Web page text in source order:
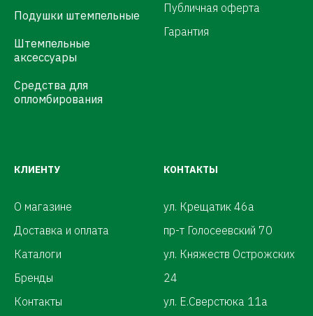
Подушки штемпельные
Штемпельные
аксессуары
Средства для
опломбирования
Публичная оферта
Гарантия
КЛИЕНТУ
О магазине
Доставка и оплата
Каталоги
Бренды
Контакты
КОНТАКТЫ
ул. Крещатик 46а
пр-т Голосеевский 70
ул. Княжеств Острожских
24
ул. Е.Сверстюка 11а